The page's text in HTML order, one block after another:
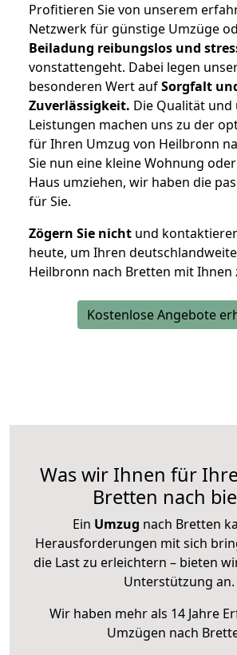
Profitieren Sie von unserem
Netzwerk für günstige Umzüge
Beiladung reibungslos und
vonstattengeht. Dabei legen
besonderen Wert aufSorgfalt
Zuverlässigkeit. Die Qualität
Leistungen machen uns zu der
für Ihren Umzug von Heilbronn
Sie nun eine kleine Wohnung
Haus umziehen, wir haben die
für Sie.
Zögern Sie nicht und
heute, um Ihren
Heilbronn nach Bretten mit Ihnen
Kostenlose Angebote
Was wir Ihnen für
Bretten nach
Ein Umzug nach Bretten
Herausforderungen mit sich
die Last zu erleichtern – bieten
Unterstützung an.
Wir haben mehr als 14 Jahre
Umzügen nach